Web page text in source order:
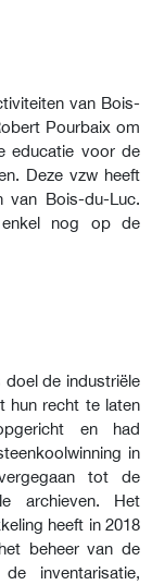
van Bois-
Pourbaix om
educatie voor de
Deze vzw heeft
van Bois-du-Luc.
nog op de
doel de industriële
hun recht te laten
en had
in
tot de
archieven. Het
heeft in 2018
beheer van de
inventarisatie,